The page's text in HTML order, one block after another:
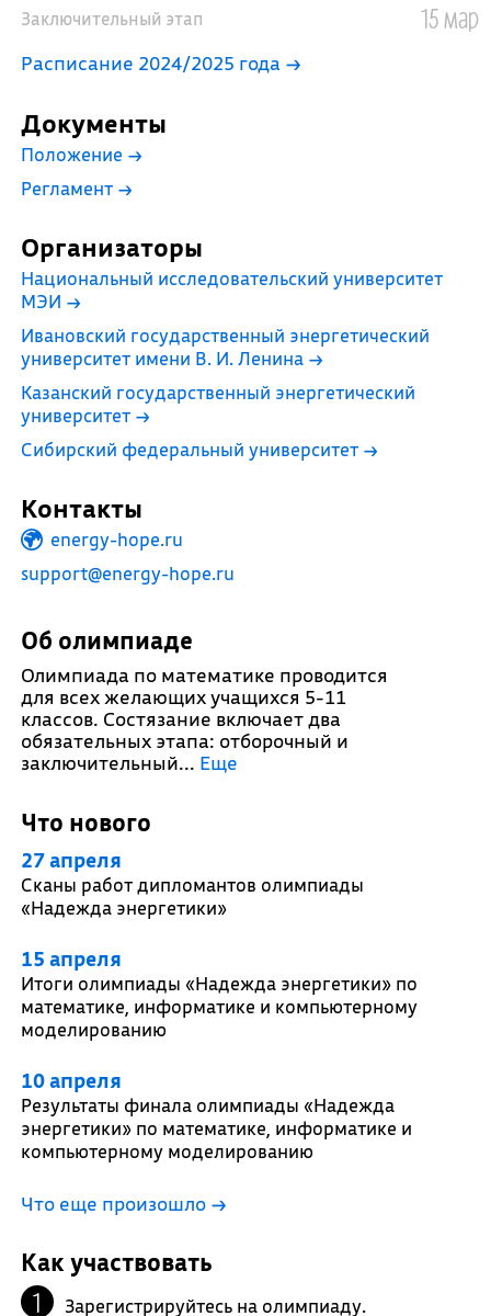
Заключительный этап 15 мар
Расписание 2024/2025 года →
Документы
Положение →
Регламент →
Организаторы
Национальный исследовательский университет
МЭИ →
Ивановский государственный энергетический
университет имени В. И. Ленина →
Казанский государственный энергетический
университет →
Сибирский федеральный университет →
Контакты
energy-hope.ru
support@energy-hope.ru
Об олимпиаде
Олимпиада по математике проводится
для всех желающих учащихся 5-11
классов. Состязание включает два
обязательных этапа: отборочный и
заключительный... Еще
Что нового
27 апреля
Сканы работ дипломантов олимпиады
«Надежда энергетики»
15 апреля
Итоги олимпиады «Надежда энергетики» по
математике, информатике и компьютерному
моделированию
10 апреля
Результаты финала олимпиады «Надежда
энергетики» по математике, информатике и
компьютерному моделированию
Что еще произошло →
Как участвовать
Зарегистрируйтесь на олимпиаду.